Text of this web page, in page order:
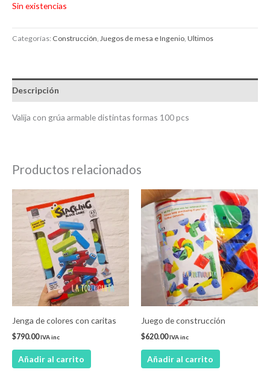
Sin existencias
Categorías: Construcción, Juegos de mesa e Ingenio, Ultimos
Descripción
Valija con grúa armable distintas formas 100 pcs
Productos relacionados
Jenga de colores con caritas
$790.00IVA inc
Añadir al carrito
Juego de construcción
$620.00IVA inc
Añadir al carrito